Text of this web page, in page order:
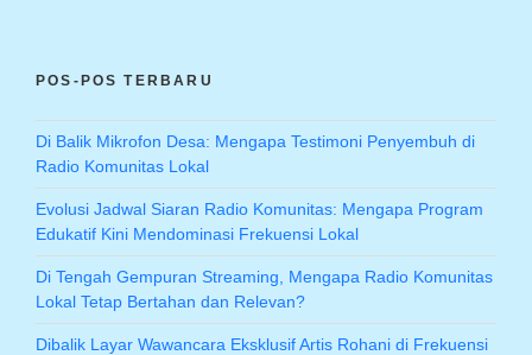
POS-POS TERBARU
Di Balik Mikrofon Desa: Mengapa Testimoni Penyembuh di
Radio Komunitas Lokal
Evolusi Jadwal Siaran Radio Komunitas: Mengapa Program
Edukatif Kini Mendominasi Frekuensi Lokal
Di Tengah Gempuran Streaming, Mengapa Radio Komunitas
Lokal Tetap Bertahan dan Relevan?
Dibalik Layar Wawancara Eksklusif Artis Rohani di Frekuensi